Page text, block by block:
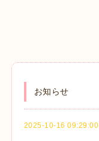
お知らせ
2025-10-16 09:29:00